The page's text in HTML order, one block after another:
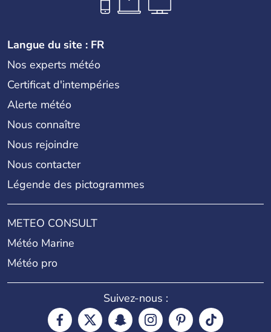
Langue du site : FR
Nos experts météo
Certificat d'intempéries
Alerte météo
Nous connaître
Nous rejoindre
Nous contacter
Légende des pictogrammes
METEO CONSULT
Météo Marine
Météo pro
Suivez-nous :